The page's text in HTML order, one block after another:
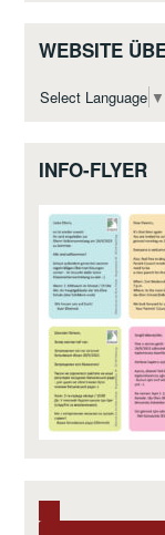
WEBSITE
Select Language ▼
INFO-FLYER